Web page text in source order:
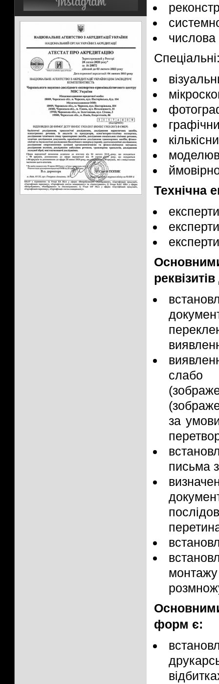
числова
Технічна
слабо
за
письма
форм є: